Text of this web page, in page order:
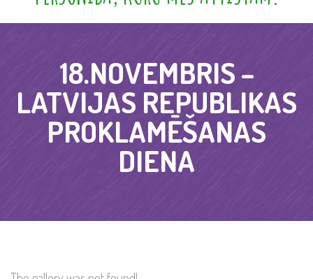
18.NOVEMBRIS –
LATVIJAS REPUBLIKAS
PROKLAMĒŠANAS
DIENA